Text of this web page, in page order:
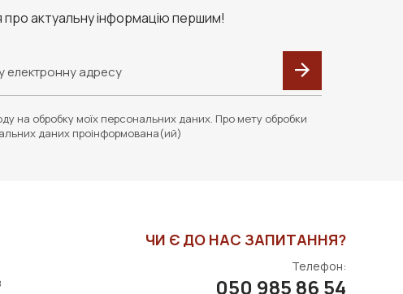
про актуальну інформацію першим!
на обробку моїх персональних даних. Про мету обробки
даних проінформована(ий)
ЧИ Є ДО НАС ЗАПИТАННЯ?
Телефон:
050 985 86 54